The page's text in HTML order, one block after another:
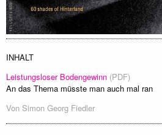
INHALT
Leistungsloser Bodengewinn (PDF)
An das Thema müsste man auch mal ran
Von Simon Georg Fiedler